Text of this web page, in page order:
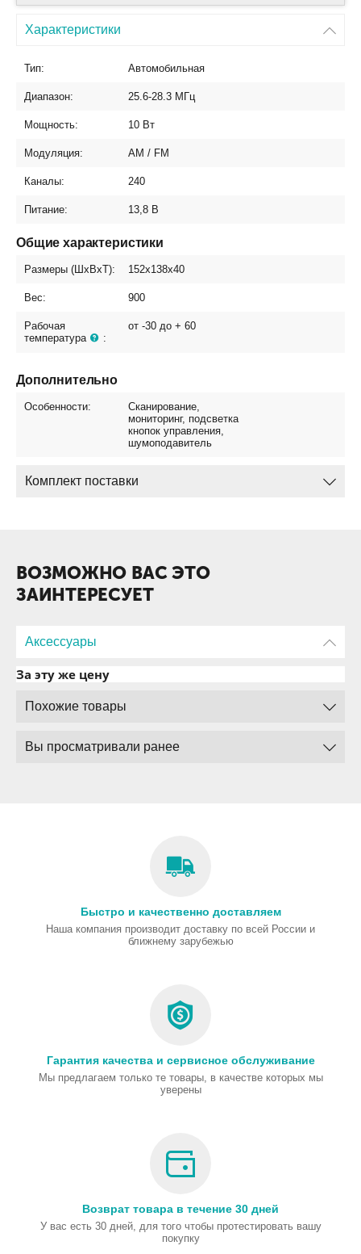
Характеристики
Тип: Автомобильная
Диапазон: 25.6-28.3 МГц
Мощность: 10 Вт
Модуляция: AM / FM
Каналы: 240
Питание: 13,8 В
Общие характеристики
Размеры (ШхВхТ): 152x138x40
Вес: 900
Рабочая
температура
:
от -30 до + 60
Дополнительно
Особенности:
Сканирование,
мониторинг, подсветка
кнопок управления,
шумоподавитель
Комплект поставки
ВОЗМОЖНО ВАС ЭТО
ЗАИНТЕРЕСУЕТ
Аксессуары
За эту же цену
Похожие товары
Вы просматривали ранее
Быстро и качественно доставляем
Наша компания производит доставку по всей России и
ближнему зарубежью
Гарантия качества и сервисное обслуживание
Мы предлагаем только те товары, в качестве которых мы
уверены
Возврат товара в течение 30 дней
У вас есть 30 дней, для того чтобы протестировать вашу
покупку